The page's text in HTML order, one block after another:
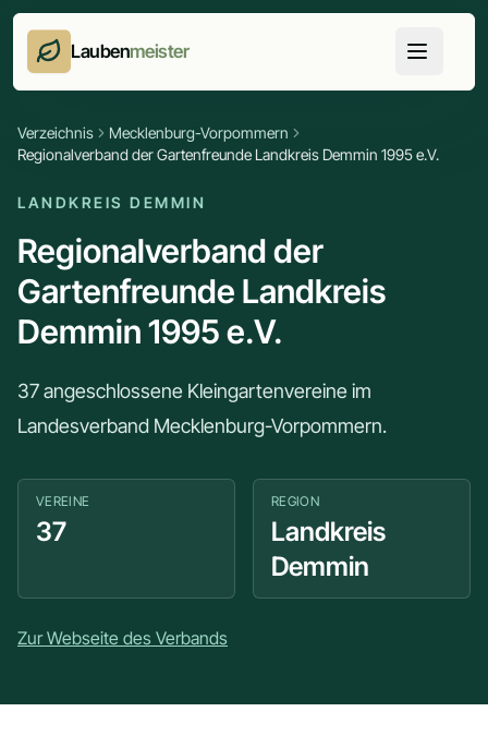
Laubenmeister
Verzeichnis
Mecklenburg-Vorpommern
Regionalverband der Gartenfreunde Landkreis Demmin 1995 e.V.
LANDKREIS DEMMIN
Regionalverband der
Gartenfreunde Landkreis
Demmin 1995 e.V.
37 angeschlossene Kleingartenvereine im
Landesverband Mecklenburg-Vorpommern.
VEREINE
37
REGION
Landkreis
Demmin
Zur Webseite des Verbands